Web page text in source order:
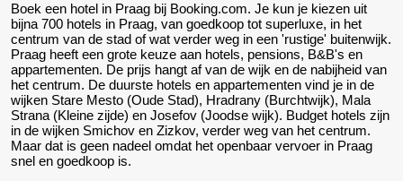
Boek een hotel in Praag bij Booking.com. Je kun je kiezen uit
bijna 700 hotels in Praag, van goedkoop tot superluxe, in het
centrum van de stad of wat verder weg in een 'rustige' buitenwijk.
Praag heeft een grote keuze aan hotels, pensions, B&B's en
appartementen. De prijs hangt af van de wijk en de nabijheid van
het centrum. De duurste hotels en appartementen vind je in de
wijken Stare Mesto (Oude Stad), Hradrany (Burchtwijk), Mala
Strana (Kleine zijde) en Josefov (Joodse wijk). Budget hotels zijn
in de wijken Smichov en Zizkov, verder weg van het centrum.
Maar dat is geen nadeel omdat het openbaar vervoer in Praag
snel en goedkoop is.